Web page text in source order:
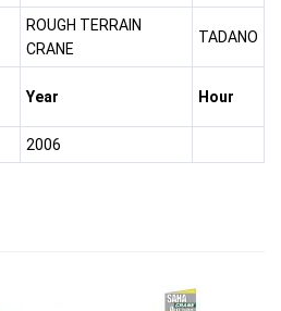
ROUGH TERRAIN
CRANE
TADANO
Year Hour
2006